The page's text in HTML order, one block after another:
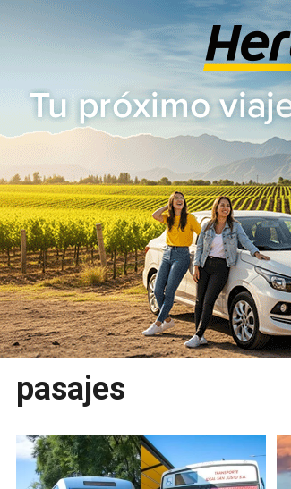
Jueves 6 de Agosto
de 2026
17.9ºc | Buenos Aires, AR
ACTUALIDAD
pasajes